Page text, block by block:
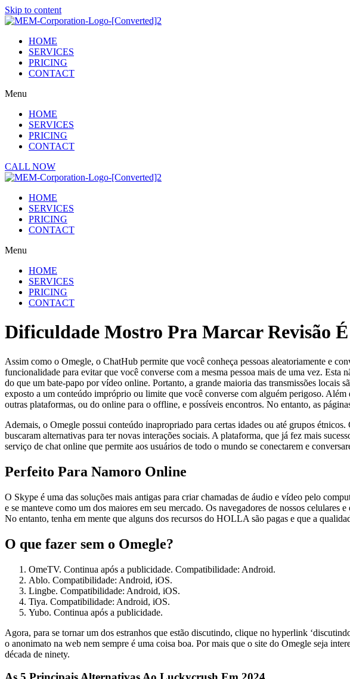
Skip to content
HOME
SERVICES
PRICING
CONTACT
Menu
HOME
SERVICES
PRICING
CONTACT
CALL NOW
HOME
SERVICES
PRICING
CONTACT
Menu
HOME
SERVICES
PRICING
CONTACT
Dificuldade Mostro Pra Marcar Revisão
Assim como o Omegle, o ChatHub permite que você conheça pessoas aleatoriamente e
funcionalidade para evitar que você converse com a mesma pessoa mais de uma vez.
do que um bate-papo por vídeo online. Portanto, a grande maioria das transmissões locais
exposto a um conteúdo impróprio ou limite que você converse com alguém perigoso. Além
outras plataformas, ou do online para o offline, e possíveis encontros. No entanto, as
Ademais, o Omegle possui conteúdo inapropriado para certas idades ou até grupos
buscaram alternativas para ter novas interações sociais. A plataforma, que já fez mais
serviço de chat online que permite aos usuários de todo o mundo se conectarem e
Perfeito Para Namoro Online
O Skype é uma das soluções mais antigas para criar chamadas de áudio e vídeo pelo
e se manteve como um dos maiores em seu mercado. Os navegadores de nossos
No entanto, tenha em mente que alguns dos recursos do HOLLA são pagas e que a
O que fazer sem o Omegle?
OmeTV. Continua após a publicidade. Compatibilidade: Android.
Ablo. Compatibilidade: Android, iOS.
Lingbe. Compatibilidade: Android, iOS.
Tiya. Compatibilidade: Android, iOS.
Yubo. Continua após a publicidade.
Agora, para se tornar um dos estranhos que estão discutindo, clique no hyperlink
o anonimato na web nem sempre é uma coisa boa. Por mais que o site do Omegle seja
década de ninety.